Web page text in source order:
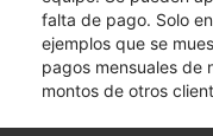
falta de pago. Solo
ejemplos que se
pagos mensuales de
montos de otros